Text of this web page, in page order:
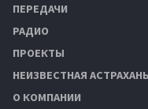
ПЕРЕДАЧИ
РАДИО
ПРОЕКТЫ
НЕИЗВЕСТНАЯ АСТРАХАНЬ
О КОМПАНИИ